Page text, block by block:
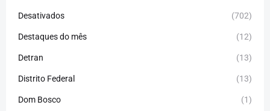
Desativados (702)
Destaques do mês (12)
Detran (13)
Distrito Federal (13)
Dom Bosco (1)